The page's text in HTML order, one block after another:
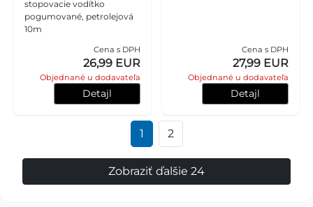
stopovacie vodítko
pogumované, petrolejová
10m
Cena s DPH
26,99 EUR
Objednané u dodavateľa
Detajl
Cena s DPH
27,99 EUR
Objednané u dodavateľa
Detajl
1 2
Zobraziť ďalšie 24